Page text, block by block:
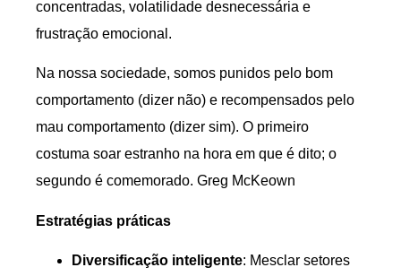
concentradas, volatilidade desnecessária e
frustração emocional.
Na nossa sociedade, somos punidos pelo bom
comportamento (dizer não) e recompensados pelo
mau comportamento (dizer sim). O primeiro
costuma soar estranho na hora em que é dito; o
segundo é comemorado. Greg McKeown
Estratégias práticas
Diversificação inteligente: Mesclar setores